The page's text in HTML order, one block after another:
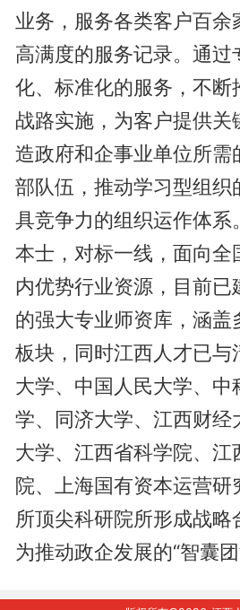
业务，服务各类客户百余
高满度的服务记录。通过
化、标准化的服务，不断
战路实施，为客户提供关
造政府和企事业单位所需
部队伍，推动学习型组织
具竞争力的组织运作体系
本士，对标一线，面向全
内优势行业资源，目前
的强大专业师资库，涵盖
板块，同时江西人才已与
大学、中国人民大学、中
学、同济大学、江西财经
大学、江西省科学院、江
院、上海国有资本运营研
所顶尖科研院所形成战略
为推动政企发展的“智囊团